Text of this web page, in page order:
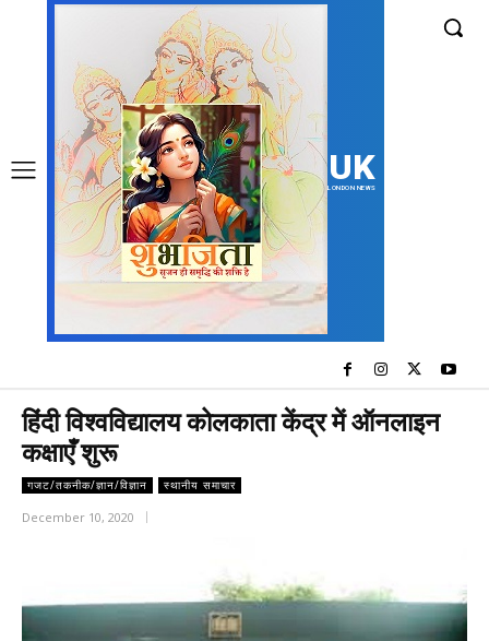
UK
LONDON NEWS
हिंदी विश्वविद्यालय कोलकाता केंद्र में ऑनलाइन
कक्षाएँ शुरू
गजट/तकनीक/ज्ञान/विज्ञान स्थानीय समाचार
December 10, 2020